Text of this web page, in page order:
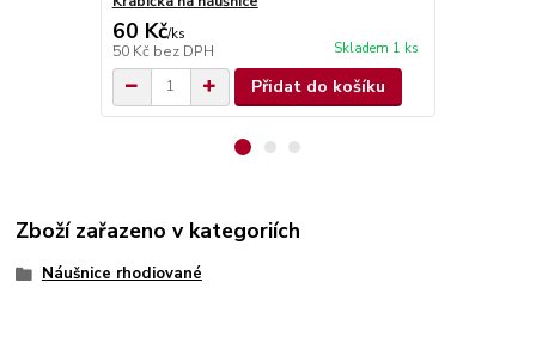
60 Kč/ks
50 Kč bez DPH Skladem 1 ks
Přidat do košíku
Zboží zařazeno v kategoriích
Náušnice rhodiované